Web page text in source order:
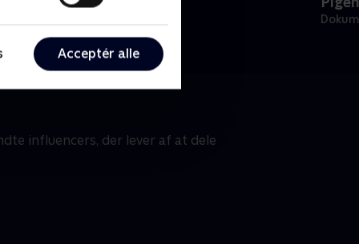
Acceptér alle
influencers, der lever af at dele